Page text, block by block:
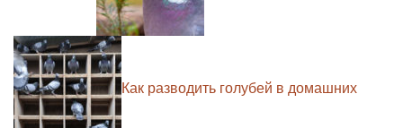
Как разводить голубей в домашних